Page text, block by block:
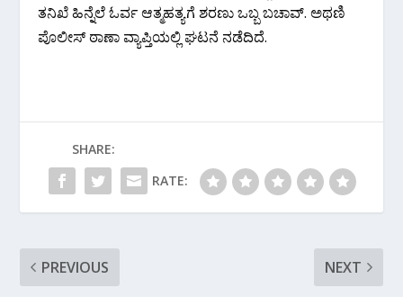
ತನಿಖೆ ಹಿನ್ನೆಲೆ ಓರ್ವ ಆತ್ಮಹತ್ಯಗೆ ಶರಣು ಒಬ್ಬ ಬಚಾವ್. ಅಥಣಿ
ಪೊಲೀಸ್ ಠಾಣಾ ವ್ಯಾಪ್ತಿಯಲ್ಲಿ ಘಟನೆ ನಡೆದಿದೆ.
SHARE:
RATE:
PREVIOUS NEXT